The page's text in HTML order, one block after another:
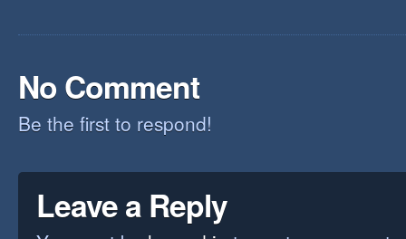
No Comment
Be the first to respond!
Leave a Reply